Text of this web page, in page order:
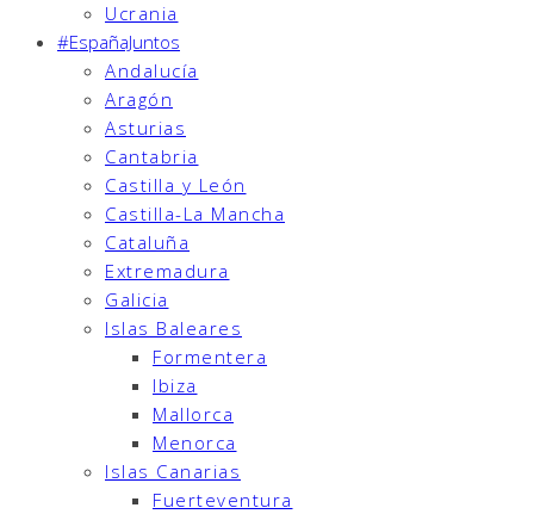
Ucrania
#EspañaJuntos
Andalucía
Aragón
Asturias
Cantabria
Castilla y León
Castilla-La Mancha
Cataluña
Extremadura
Galicia
Islas Baleares
Formentera
Ibiza
Mallorca
Menorca
Islas Canarias
Fuerteventura